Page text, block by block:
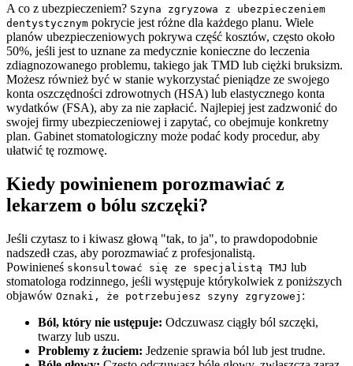
A co z ubezpieczeniem? Szyna zgryzowa z ubezpieczeniem
dentystycznym pokrycie jest różne dla każdego planu. Wiele
planów ubezpieczeniowych pokrywa część kosztów, często około
50%, jeśli jest to uznane za medycznie konieczne do leczenia
zdiagnozowanego problemu, takiego jak TMD lub ciężki bruksizm.
Możesz również być w stanie wykorzystać pieniądze ze swojego
konta oszczędności zdrowotnych (HSA) lub elastycznego konta
wydatków (FSA), aby za nie zapłacić. Najlepiej jest zadzwonić do
swojej firmy ubezpieczeniowej i zapytać, co obejmuje konkretny
plan. Gabinet stomatologiczny może podać kody procedur, aby
ułatwić tę rozmowę.
Kiedy powinienem porozmawiać z
lekarzem o bólu szczęki?
Jeśli czytasz to i kiwasz głową "tak, to ja", to prawdopodobnie
nadszedł czas, aby porozmawiać z profesjonalistą.
Powinieneś skonsultować się ze specjalistą TMJ lub
stomatologa rodzinnego, jeśli występuje którykolwiek z poniższych
objawów Oznaki, że potrzebujesz szyny zgryzowej :
Ból, który nie ustępuje: Odczuwasz ciągły ból szczęki,
twarzy lub uszu.
Problemy z żuciem: Jedzenie sprawia ból lub jest trudne.